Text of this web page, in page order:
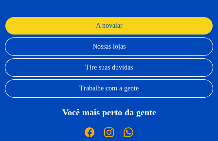
A novalar
Nossas lojas
Tire suas dúvidas
Trabalhe com a gente
Você mais perto da gente